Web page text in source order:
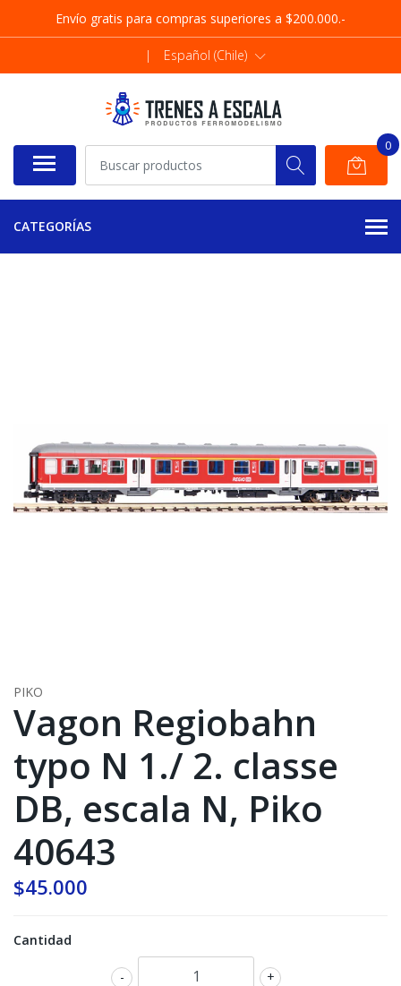
Envío gratis para compras superiores a $200.000.-
| Español (Chile)
0
CATEGORÍAS
PIKO
Vagon Regiobahn
typo N 1./ 2. classe
DB, escala N, Piko
40643
$45.000
Cantidad
+
-